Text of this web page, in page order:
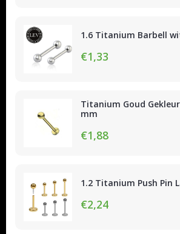
1.6 Titanium Barbell
€1,33
Titanium Goud
mm
€1,88
1.2 Titanium Push Pin
€2,24